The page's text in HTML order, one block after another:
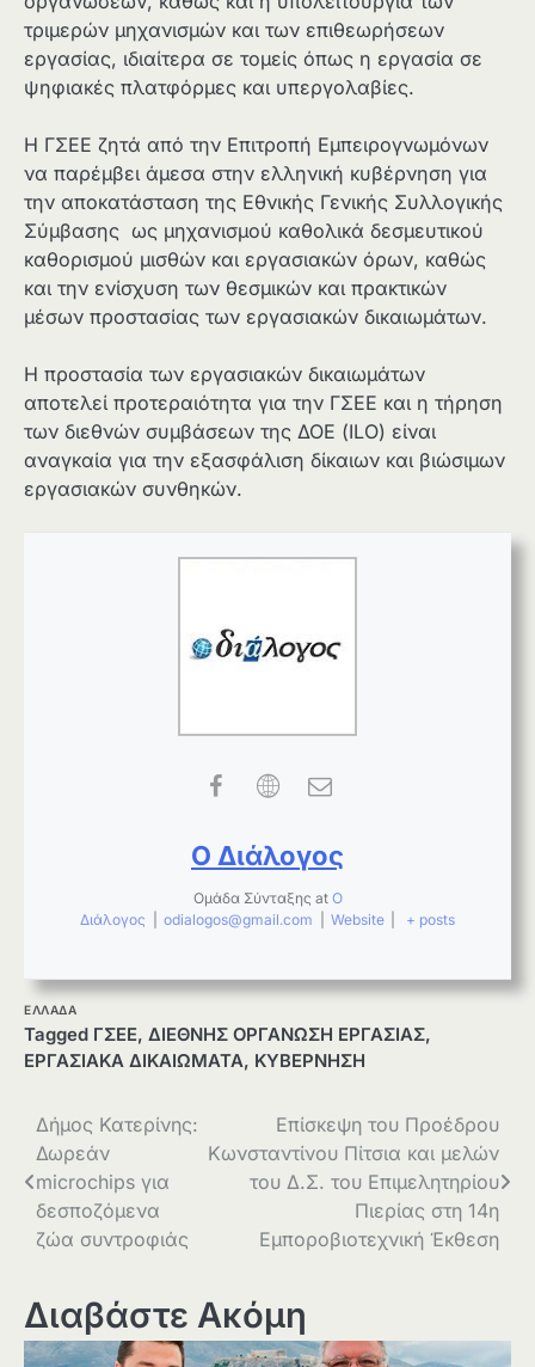
τριμερών μηχανισμών και των επιθεωρήσεων
εργασίας, ιδιαίτερα σε τομείς όπως η εργασία σε
ψηφιακές πλατφόρμες και υπεργολαβίες.
Η ΓΣΕΕ ζητά από την Επιτροπή Εμπειρογνωμόνων
να παρέμβει άμεσα στην ελληνική κυβέρνηση για
την αποκατάσταση της Εθνικής Γενικής Συλλογικής
Σύμβασης ως μηχανισμού καθολικά δεσμευτικού
καθορισμού μισθών και εργασιακών όρων, καθώς
και την ενίσχυση των θεσμικών και πρακτικών
μέσων προστασίας των εργασιακών δικαιωμάτων.
Η προστασία των εργασιακών δικαιωμάτων
αποτελεί προτεραιότητα για την ΓΣΕΕ και η τήρηση
των διεθνών συμβάσεων της ΔΟΕ (ILO) είναι
αναγκαία για την εξασφάλιση δίκαιων και βιώσιμων
εργασιακών συνθηκών.
Ο Διάλογος
Ομάδα Σύνταξης at Ο
Διάλογος
odialogos@gmail.com Website + posts
ΕΛΛΑΔΑ
Tagged ΓΣΕΕ, ΔΙΕΘΝΗΣ ΟΡΓΑΝΩΣΗ ΕΡΓΑΣΙΑΣ,
ΕΡΓΑΣΙΑΚΑ ΔΙΚΑΙΩΜΑΤΑ, ΚΥΒΕΡΝΗΣΗ
Πλοήγηση
άρθρων
Δήμος Κατερίνης:
Δωρεάν
microchips για
δεσποζόμενα
ζώα συντροφιάς
Επίσκεψη του Προέδρου
Κωνσταντίνου Πίτσια και μελών
του Δ.Σ. του Επιμελητηρίου
Πιερίας στη 14η
Εμποροβιοτεχνική Έκθεση
Διαβάστε Ακόμη